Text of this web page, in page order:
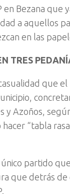
Bezana que
a aquellos
en las
TRES
que
y Azoños,
“tabla
partido
que detrás